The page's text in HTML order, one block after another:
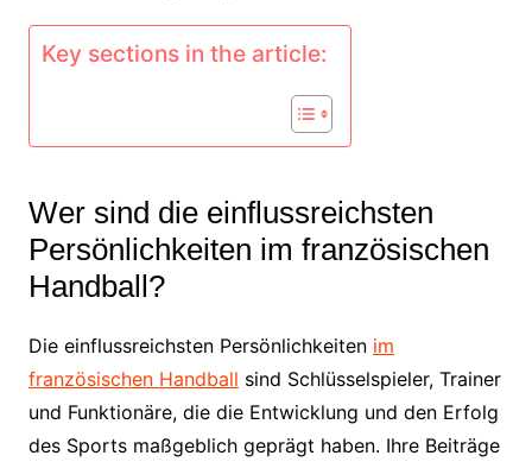
Key sections in the article:
Wer sind die einflussreichsten
Persönlichkeiten im französischen
Handball?
Die einflussreichsten Persönlichkeiten im
französischen Handball sind Schlüsselspieler, Trainer
und Funktionäre, die die Entwicklung und den Erfolg
des Sports maßgeblich geprägt haben. Ihre Beiträge